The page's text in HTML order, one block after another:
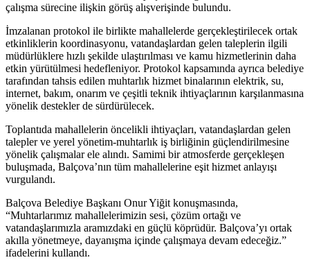
çalışma sürecine ilişkin görüş alışverişinde bulundu.
İmzalanan protokol ile birlikte mahallelerde gerçekleştirilecek ortak
etkinliklerin koordinasyonu, vatandaşlardan gelen taleplerin ilgili
müdürlüklere hızlı şekilde ulaştırılması ve kamu hizmetlerinin daha
etkin yürütülmesi hedefleniyor. Protokol kapsamında ayrıca belediye
tarafından tahsis edilen muhtarlık hizmet binalarının elektrik, su,
internet, bakım, onarım ve çeşitli teknik ihtiyaçlarının karşılanmasına
yönelik destekler de sürdürülecek.
Toplantıda mahallelerin öncelikli ihtiyaçları, vatandaşlardan gelen
talepler ve yerel yönetim-muhtarlık iş birliğinin güçlendirilmesine
yönelik çalışmalar ele alındı. Samimi bir atmosferde gerçekleşen
buluşmada, Balçova’nın tüm mahallelerine eşit hizmet anlayışı
vurgulandı.
Balçova Belediye Başkanı Onur Yiğit konuşmasında,
“Muhtarlarımız mahallelerimizin sesi, çözüm ortağı ve
vatandaşlarımızla aramızdaki en güçlü köprüdür. Balçova’yı ortak
akılla yönetmeye, dayanışma içinde çalışmaya devam edeceğiz.”
ifadelerini kullandı.